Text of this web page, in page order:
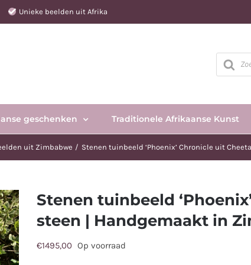
Unieke beelden uit Afrika
zoeken
geschenken Traditionele Afrikaanse Kunst
uit Zimbabwe Stenen tuinbeeld ‘Phoenix’ Chronicle uit
Stenen tuinbeeld
steen | Handgemaakt in
€1495,00 Op voorraad